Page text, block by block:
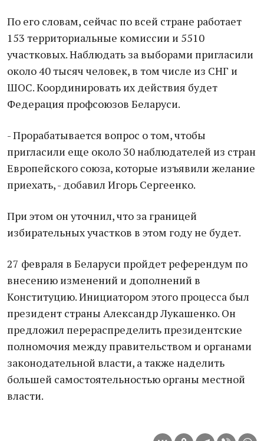
По его словам, сейчас по всей стране работает
153 территориальные комиссии и 5510
участковых. Наблюдать за выборами пригласили
около 40 тысяч человек, в том числе из СНГ и
ШОС. Координировать их действия будет
Федерация профсоюзов Беларуси.
- Прорабатывается вопрос о том, чтобы
пригласили еще около 30 наблюдателей из стран
Европейского союза, которые изъявили желание
приехать, - добавил Игорь Сергеенко.
При этом он уточнил, что за границей
избирательных участков в этом году не будет.
27 февраля в Беларуси пройдет референдум по
внесению изменений и дополнений в
Конституцию. Инициатором этого процесса был
президент страны Александр Лукашенко. Он
предложил перераспределить президентские
полномочия между правительством и органами
законодательной власти, а также наделить
большей самостоятельностью органы местной
власти.